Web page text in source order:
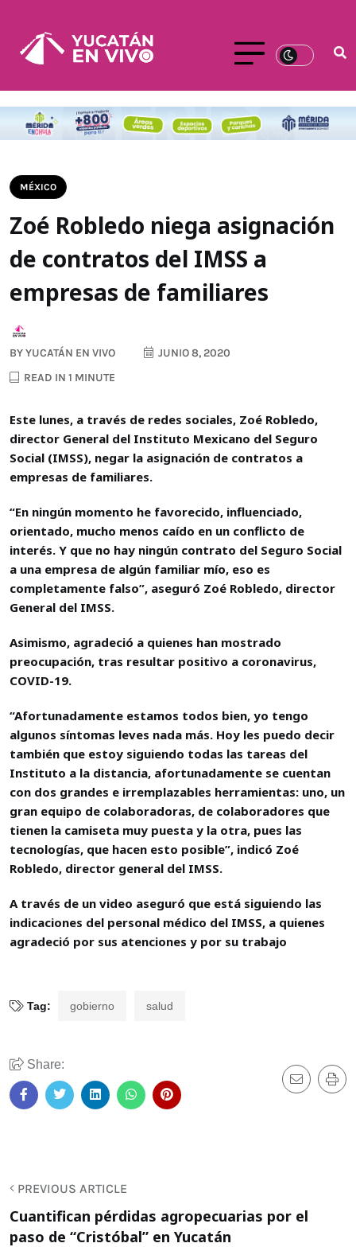
MÉXICO
Zoé Robledo niega asignación
de contratos del IMSS a
empresas de familiares
BYYUCATÁN EN VIVO
JUNIO 8, 2020
READ IN 1 MINUTE
Este lunes, a través de redes sociales, Zoé Robledo,
director General del Instituto Mexicano del Seguro
Social (IMSS), negar la asignación de contratos a
empresas de familiares.
“En ningún momento he favorecido, influenciado,
orientado, mucho menos caído en un conflicto de
interés. Y que no hay ningún contrato del Seguro Social
a una empresa de algún familiar mío, eso es
completamente falso”, aseguró Zoé Robledo, director
General del IMSS.
Asimismo, agradeció a quienes han mostrado
preocupación, tras resultar positivo a coronavirus,
COVID-19.
“Afortunadamente estamos todos bien, yo tengo
algunos síntomas leves nada más. Hoy les puedo decir
también que estoy siguiendo todas las tareas del
Instituto a la distancia, afortunadamente se cuentan
con dos grandes e irremplazables herramientas: uno, un
gran equipo de colaboradoras, de colaboradores que
tienen la camiseta muy puesta y la otra, pues las
tecnologías, que hacen esto posible”, indicó Zoé
Robledo, director general del IMSS.
A través de un video aseguró que está siguiendo las
indicaciones del personal médico del IMSS, a quienes
agradeció por sus atenciones y por su trabajo
Tag: gobierno salud
Share:
PREVIOUS ARTICLE
Cuantifican pérdidas agropecuarias por el
paso de “Cristóbal” en Yucatán